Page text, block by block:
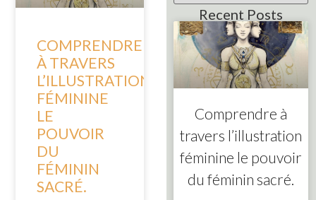
COMPRENDRE
À TRAVERS
L’ILLUSTRATION
FÉMININE
LE
POUVOIR
DU
FÉMININ
SACRÉ.
Recent Posts
Comprendre à
travers l’illustration
féminine le pouvoir
du féminin sacré.